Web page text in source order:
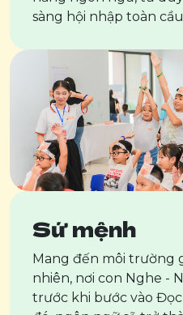
sàng hội nhập toàn
Sứ mệnh
Mang đến môi trường
nhiên, nơi con Nghe -
trước khi bước vào